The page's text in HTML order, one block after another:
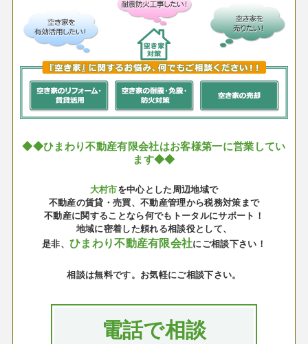
◆◆ひまわり不動産有限会社はお客様第一に営業してい
ます◆◆
大村市を中心とした周辺地域で
不動産の賃貸・売買、不動産管理から税務対策まで
不動産に関することなら何でもトータルにサポート！
地域に密着した頼れる相談役として、
是非、 ひまわり不動産有限会社にご相談下さい！
相談は無料です。お気軽にご相談下さい。
電話で相談